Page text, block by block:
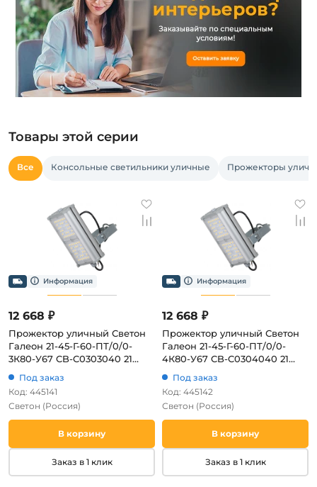
Товары этой серии
Все Консольные светильники уличные Прожекторы
12 668 ₽
Прожектор уличный Светон
Галеон 21-45-Г-60-ПТ/0/0-
3К80-У67 CB-C0303040 21
Под заказ
Код: 445141
Светон (Россия)
В корзину
Заказ в 1 клик
12 668 ₽
Прожектор уличный Светон
Галеон 21-45-Г-60-ПТ/0/0-
4К80-У67 CB-C0304040 21
Под заказ
Код: 445142
Светон (Россия)
В корзину
Заказ в 1 клик